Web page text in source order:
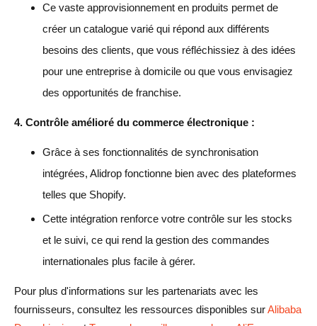
Ce vaste approvisionnement en produits permet de
créer un catalogue varié qui répond aux différents
besoins des clients, que vous réfléchissiez à des idées
pour une entreprise à domicile ou que vous envisagiez
des opportunités de franchise.
4. Contrôle amélioré du commerce électronique :
Grâce à ses fonctionnalités de synchronisation
intégrées, Alidrop fonctionne bien avec des plateformes
telles que Shopify.
Cette intégration renforce votre contrôle sur les stocks
et le suivi, ce qui rend la gestion des commandes
internationales plus facile à gérer.
Pour plus d'informations sur les partenariats avec les
fournisseurs, consultez les ressources disponibles surAlibaba